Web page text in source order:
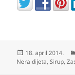
Objavljeno
18. april 2014.
Nera dijeta,Sirup,